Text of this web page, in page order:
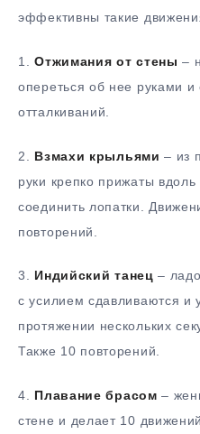
эффективны такие
1.Отжимания от стены –
опереться об нее руками и
отталкиваний.
2. Взмахи крыльями – из
руки крепко прижаты
соединить лопатки.
повторений.
3. Индийский танец –
с усилием сдавливаются и
протяжении нескольких
Также 10 повторений.
4. Плавание брасом –
стене и делает 10